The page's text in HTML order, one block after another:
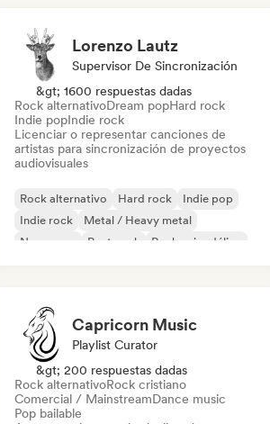
Lorenzo Lautz
Supervisor De Sincronización
&gt; 1600 respuestas dadas
Rock alternativoDream popHard rock
Indie popIndie rock
Licenciar o representar canciones de
artistas para sincronización de proyectos
audiovisuales
Rock alternativo Hard rock
Indie pop
Indie rock
Metal / Heavy metal
New wave
Post punk Rock psicodélico
Capricorn Music
Playlist Curator
&gt; 200 respuestas dadas
Rock alternativoRock cristiano
Comercial / MainstreamDance music
Pop bailable